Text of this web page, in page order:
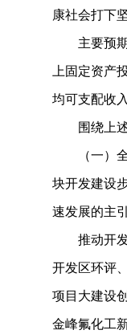
康社会打下
主要预期
上固定资产
均可支配收
围绕上述
（一）全
块开发建设
速发展的主
推动开发
开发区环评
项目大建设
金峰氟化工